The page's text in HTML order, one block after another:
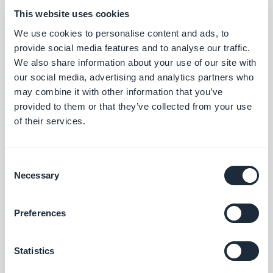
This website uses cookies
We use cookies to personalise content and ads, to
provide social media features and to analyse our traffic.
We also share information about your use of our site with
our social media, advertising and analytics partners who
may combine it with other information that you’ve
provided to them or that they’ve collected from your use
of their services.
Selection
Necessary
Preferences
Statistics
que las envías a la hora adecuada y ten en cuenta a
los usuarios que viven en diferentes franjas
horarias. Ten en cuenta que los descansos y pausas
del trabajo son las ocasiones perfectas para enviar
contenido a tus usuarios.
paso? Compartiste la novedad en las redes
? Incluiste el
enlace directo a las tiendas para descargarse tu